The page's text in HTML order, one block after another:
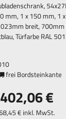
mm, 1 x 150 mm, 1
breit,
Türfarbe RAL
frei Bordsteinkante
€
€ inkl. MwSt.